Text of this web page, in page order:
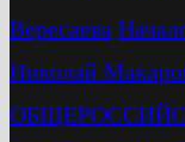
Вересаева
Николай